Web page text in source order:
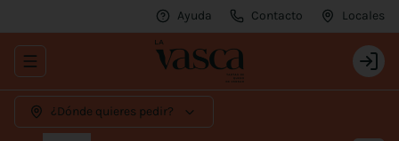
Ayuda Contacto Locales
Abrir menu de navegación Login
¿Dónde quieres pedir?